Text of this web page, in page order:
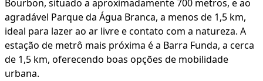
Bourbon, situado a aproximadamente 700 metros, e ao
agradável Parque da Água Branca, a menos de 1,5 km,
ideal para lazer ao ar livre e contato com a natureza. A
estação de metrô mais próxima é a Barra Funda, a cerca
de 1,5 km, oferecendo boas opções de mobilidade
urbana.